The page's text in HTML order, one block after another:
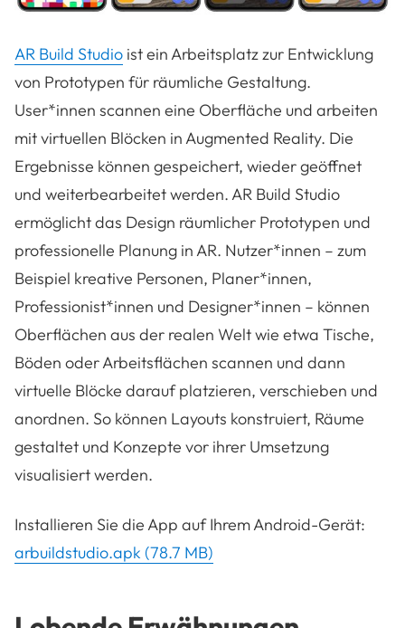
AR Build Studio ist ein Arbeitsplatz zur Entwicklung
von Prototypen für räumliche Gestaltung.
User*innen scannen eine Oberfläche und arbeiten
mit virtuellen Blöcken in Augmented Reality. Die
Ergebnisse können gespeichert, wieder geöffnet
und weiterbearbeitet werden. AR Build Studio
ermöglicht das Design räumlicher Prototypen und
professionelle Planung in AR. Nutzer*innen – zum
Beispiel kreative Personen, Planer*innen,
Professionist*innen und Designer*innen – können
Oberflächen aus der realen Welt wie etwa Tische,
Böden oder Arbeitsflächen scannen und dann
virtuelle Blöcke darauf platzieren, verschieben und
anordnen. So können Layouts konstruiert, Räume
gestaltet und Konzepte vor ihrer Umsetzung
visualisiert werden.
Installieren Sie die App auf Ihrem Android-Gerät:
arbuildstudio.apk (78.7 MB)